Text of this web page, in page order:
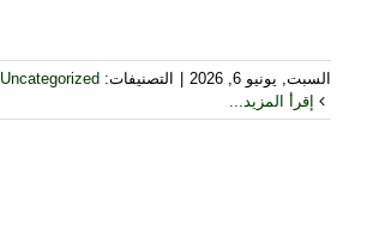
السبت, يونيو 6, 2026 التصنيفات: Uncategorized
إقرأ المزيد...